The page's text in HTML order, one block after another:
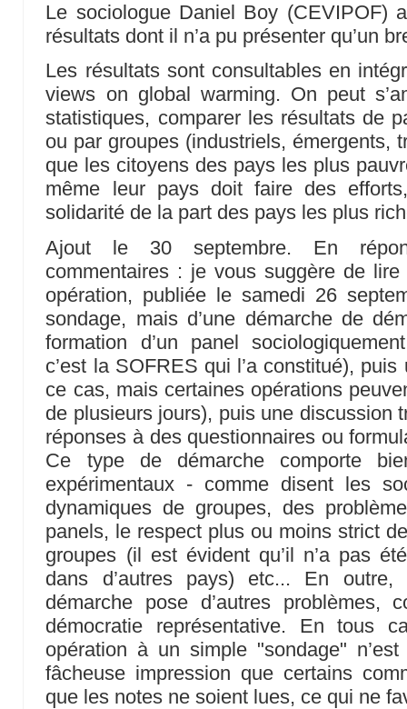
Le sociologue Daniel Boy (CEVIPOF)
résultats dont il n’a pu présenter qu’un
Les résultats sont consultables en
views on global warming. On peut
statistiques, comparer les résultats de
ou par groupes (industriels, émergents,
que les citoyens des pays les plus
même leur pays doit faire des
solidarité de la part des pays les plus
Ajout le 30 septembre. En
commentaires : je vous suggère de
opération, publiée le samedi 26
sondage, mais d’une démarche de
formation d’un panel
c’est la SOFRES qui l’a constitué),
ce cas, mais certaines opérations
de plusieurs jours), puis une discussion
réponses à des questionnaires ou
Ce type de démarche comporte
expérimentaux - comme disent les
dynamiques de groupes, des
panels, le respect plus ou moins strict
groupes (il est évident qu’il n’a pas
dans d’autres pays) etc... En
démarche pose d’autres problèmes,
démocratie représentative. En tous
opération à un simple "sondage"
fâcheuse impression que certains
que les notes ne soient lues, ce qui ne